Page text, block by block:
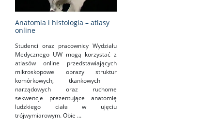
Anatomia i histologia – atlasy
online
Studenci oraz pracownicy Wydziału
Medycznego UW mogą korzystać z
atlasów online przedstawiających
mikroskopowe obrazy struktur
komórkowych, tkankowych i
narządowych oraz ruchome
sekwencje prezentujące anatomię
ludzkiego ciała w ujęciu
trójwymiarowym. Obie ...